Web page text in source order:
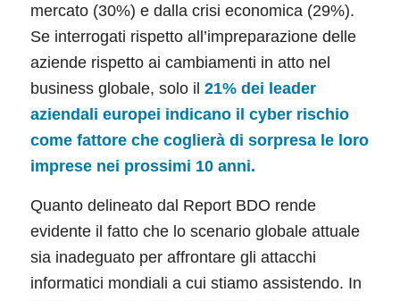
mercato (30%) e dalla crisi economica (29%).
Se interrogati rispetto all’impreparazione delle
aziende rispetto ai cambiamenti in atto nel
business globale, solo il 21% dei leader
aziendali europei indicano il cyber rischio
come fattore che coglierà di sorpresa le loro
imprese nei prossimi 10 anni.
Quanto delineato dal Report BDO rende
evidente il fatto che lo scenario globale attuale
sia inadeguato per affrontare gli attacchi
informatici mondiali a cui stiamo assistendo. In